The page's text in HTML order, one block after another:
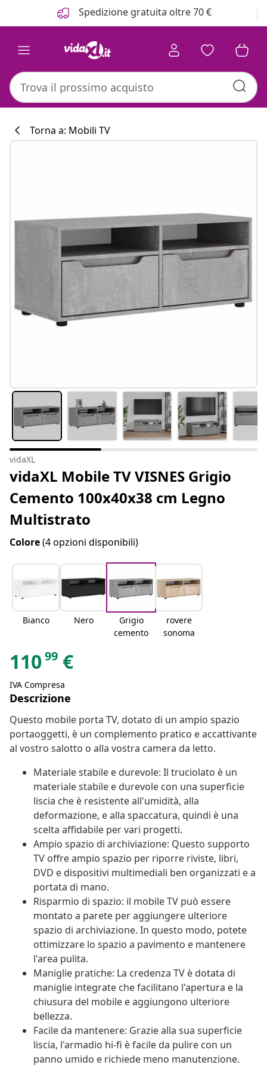
Spedizione gratuita oltre 70 €
Torna a: Mobili TV
vidaXL
vidaXL Mobile TV VISNES Grigio
Cemento 100x40x38 cm Legno
Multistrato
Colore(4 opzioni disponibili)
Bianco Nero
Grigio
cemento
rovere
sonoma
11099 €
IVA Compresa
Descrizione
Questo mobile porta TV, dotato di un ampio spazio
portaoggetti, è un complemento pratico e accattivante
al vostro salotto o alla vostra camera da letto.
Materiale stabile e durevole: Il truciolato è un
materiale stabile e durevole con una superficie
liscia che è resistente all'umidità, alla
deformazione, e alla spaccatura, quindi è una
scelta affidabile per vari progetti.
Ampio spazio di archiviazione: Questo supporto
TV offre ampio spazio per riporre riviste, libri,
DVD e dispositivi multimediali ben organizzati e a
portata di mano.
Risparmio di spazio: il mobile TV può essere
montato a parete per aggiungere ulteriore
spazio di archiviazione. In questo modo, potete
ottimizzare lo spazio a pavimento e mantenere
l'area pulita.
Maniglie pratiche: La credenza TV è dotata di
maniglie integrate che facilitano l'apertura e la
chiusura del mobile e aggiungono ulteriore
bellezza.
Facile da mantenere: Grazie alla sua superficie
liscia, l'armadio hi-fi è facile da pulire con un
panno umido e richiede meno manutenzione.